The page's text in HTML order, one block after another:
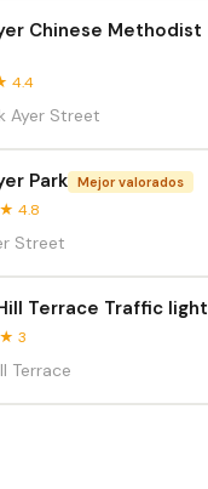
Chinese Methodist
4.4
Ayer Street
Park Mejor valorados
★ 4.8
Street
Terrace Traffic light
★ 3
Terrace